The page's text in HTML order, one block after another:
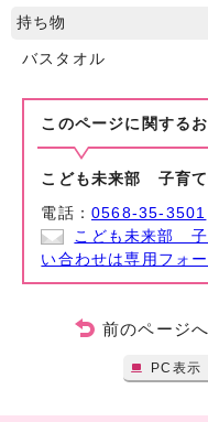
持ち物
バスタオル
このページに関する
こども未来部 子育
電話：0568-35-3501
こども未来部 子
い合わせは専用フォ
前のページ
PC表示